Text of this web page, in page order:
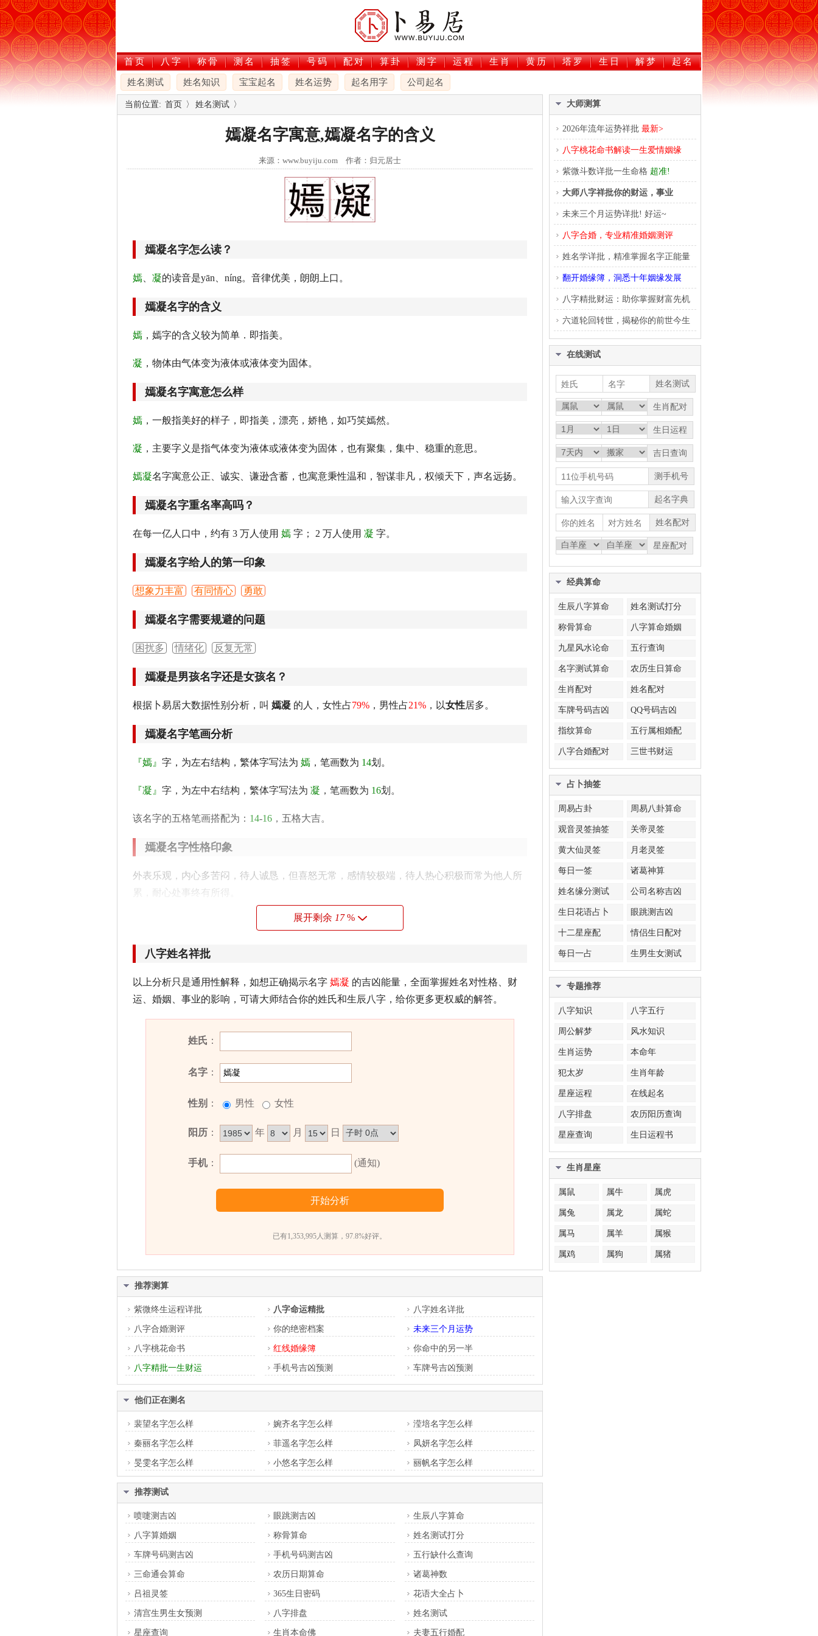
首页 八字 称骨 测名 抽签 号码 配对 算卦 测字 运程 生肖 黄历 塔罗 生日 解梦 起名
姓名测试 姓名知识 宝宝起名 姓名运势 起名用字 公司起名
当前位置: 首页 〉 姓名测试 〉
嫣凝名字寓意,嫣凝名字的含义
来源：www.buyiju.com 作者：归元居士
嫣凝名字怎么读？
嫣 凝的读音是yān、níng。音律优美，朗朗上口。
嫣凝名字的含义
嫣 ，嫣字的含义较为简单．即指美。
凝 ，物体由气体变为液体或液体变为固体。
嫣凝名字寓意怎么样
嫣 ，一般指美好的样子，即指美，漂亮，娇艳，如巧笑嫣然。
凝 ，主要字义是指气体变为液体或液体变为固体，也有聚集，集中、稳重的意思。
嫣凝名字寓意公正、诚实、谦逊含蓄，也寓意秉性温和，智谋非凡，权倾天下，声名远扬。
嫣凝名字重名率高吗？
在每一亿人口中，约有 3 万人使用 嫣 字； 2 万人使用 凝 字。
嫣凝名字给人的第一印象
想象力丰富 有同情心 勇敢
嫣凝名字需要规避的问题
困扰多 情绪化 反复无常
嫣凝是男孩名字还是女孩名？
根据卜易居大数据性别分析，叫 嫣凝 的人，女性占79% ，男性占21% ，以女性居多。
嫣凝名字笔画分析
『嫣』 字，为左右结构，繁体字写法为 嫣 ，笔画数为 14划。
『凝』 字，为左中右结构，繁体字写法为 凝 ，笔画数为 16划。
该名字的五格笔画搭配为： 14-16 ，五格大吉。
嫣凝名字性格印象
外表乐观，内心多苦闷，待人诚恳，但喜怒无常，感情较极端，待人热心积极而常为他人所
累，耐心处事终有所得。
嫣凝的姓名五行组合是：
很好，能开创一番属于自己的事业。
嫣凝名字评分为： 92
展开剩余 17%
八字姓名祥批
以上分析只是通用性解释，如想正确揭示名字 嫣凝 的吉凶能量，全面掌握姓名对性格、财
运、婚姻、事业的影响，可请大师结合你的姓氏和生辰八字，给你更多更权威的解答。
姓氏 ：
名字：
性别 ： 男性 女性
阳历： 年 月 日
手机： (通知)
已有1,353,995人测算，97.8%好评。
推荐测算
紫微终生运程详批 八字命运精批 八字姓名详批
八字合婚测评 你的绝密档案 未来三个月运势
八字桃花命书 红线婚缘簿 你命中的另一半
八字精批一生财运 手机号吉凶预测 车牌号吉凶预测
他们正在测名
裴望名字怎么样 婉齐名字怎么样 滢培名字怎么样
秦丽名字怎么样 菲遥名字怎么样 凤妍名字怎么样
旻雯名字怎么样 小悠名字怎么样 丽帆名字怎么样
推荐测试
喷嚏测吉凶 眼跳测吉凶 生辰八字算命
八字算婚姻 称骨算命 姓名测试打分
车牌号码测吉凶 手机号码测吉凶 五行缺什么查询
三命通会算命 农历日期算命 诸葛神数
吕祖灵签 365生日密码 花语大全占卜
清宫生男生女预测 八字排盘 姓名测试
星座查询 生肖本命佛 夫妻五行婚配
大师测算
2026年流年运势祥批 最新>
八字桃花命书解读一生爱情姻缘
紫微斗数详批一生命格 超准!
大师八字祥批你的财运，事业
未来三个月运势详批! 好运~
八字合婚，专业精准婚姻测评
姓名学详批，精准掌握名字正能量
翻开婚缘簿，洞悉十年姻缘发展
八字精批财运：助你掌握财富先机
六道轮回转世，揭秘你的前世今生
在线测试
经典算命
生辰八字算命 姓名测试打分
称骨算命 八字算命婚姻
九星风水论命 五行查询
名字测试算命 农历生日算命
生肖配对 姓名配对
车牌号码吉凶 QQ号码吉凶
指纹算命 五行属相婚配
八字合婚配对 三世书财运
占卜抽签
周易占卦 周易八卦算命
观音灵签抽签 关帝灵签
黄大仙灵签 月老灵签
每日一签 诸葛神算
姓名缘分测试 公司名称吉凶
生日花语占卜 眼跳测吉凶
十二星座配 情侣生日配对
每日一占 生男生女测试
专题推荐
八字知识 八字五行
周公解梦 风水知识
生肖运势 本命年
犯太岁 生肖年龄
星座运程 在线起名
八字排盘 农历阳历查询
星座查询 生日运程书
生肖星座
属鼠 属牛 属虎
属兔 属龙 属蛇
属马 属羊 属猴
属鸡 属狗 属猪